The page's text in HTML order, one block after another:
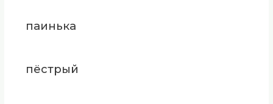
паинька
пёстрый